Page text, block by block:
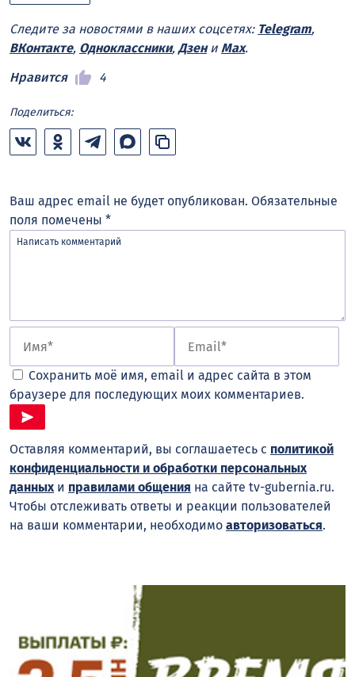
Следите за новостями в наших соцсетях: Telegram,
ВКонтакте, Одноклассники, Дзени Max.
Нравится
4
Поделиться:
Ваш адрес email не будет опубликован. Обязательные
поля помечены *
Сохранить моё имя, email и адрес сайта в этом
браузере для последующих моих комментариев.
Оставляя комментарий, вы соглашаетесь с политикой
конфиденциальности и обработки персональных
данныхи правилами общения на сайте tv-gubernia.ru.
Чтобы отслеживать ответы и реакции пользователей
на ваши комментарии, необходимо авторизоваться.